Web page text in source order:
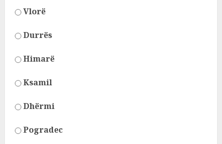
Vlorë
Durrës
Himarë
Ksamil
Dhërmi
Pogradec